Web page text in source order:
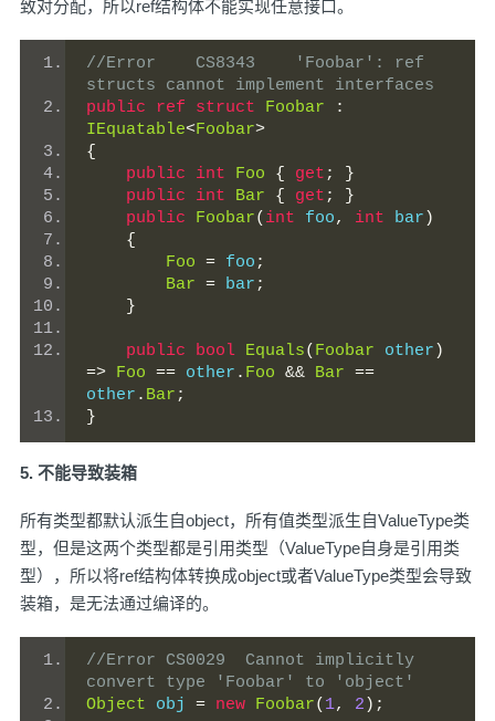
致对分配，所以ref结构体不能实现任意接口。
//Error    CS8343    'Foobar': ref
structs cannot implement interfaces
public
ref struct Foobar
:
IEquatable<Foobar>
{
public
int Foo { get ;
}
public
int Bar { get ;
}
public
Foobar( int foo, int bar )
{
Foo = foo ;
Bar = bar ;
}
public bool Equals( Foobar other )
=> Foo == other . Foo && Bar ==
other . Bar ;
}
5. 不能导致装箱
所有类型都默认派生自object，所有值类型派生自ValueType类
型，但是这两个类型都是引用类型（ValueType自身是引用类
型），所以将ref结构体转换成object或者ValueType类型会导致
装箱，是无法通过编译的。
//Error	CS0029	Cannot implicitly
convert type 'Foobar' to 'object'
Object obj = new Foobar( 1, 2 );